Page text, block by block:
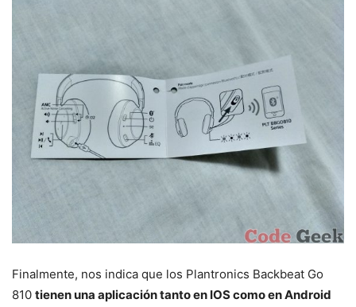
Finalmente, nos indica que los Plantronics Backbeat Go
810 tienen una aplicación tanto en IOS como en Android